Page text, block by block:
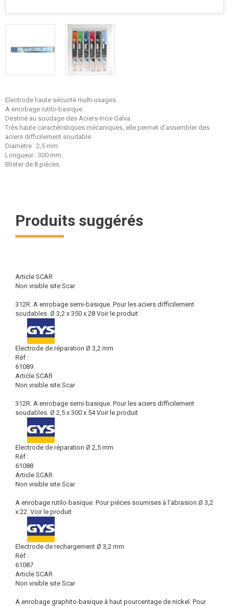
Electrode haute sécurité multi-usages.
A enrobage rutilo-basique.
Destiné au soudage des Aciers-Inox-Galva.
Très haute caractéristiques mécaniques, elle permet d'assembler des
aciers difficilement soudable.
Diamètre : 2,5 mm.
Longueur : 300 mm.
Blister de 8 pièces.
Produits suggérés
Article SCAR
Non visible site Scar
312R. A enrobage semi-basique. Pour les aciers difficilement
soudables. Ø 3,2 x 350 x 28 Voir le produit
Electrode de réparation Ø 3,2 mm
Réf :
61089
Article SCAR
Non visible site Scar
312R. A enrobage semi-basique. Pour les aciers difficilement
soudables. Ø 2,5 x 300 x 54 Voir le produit
Electrode de réparation Ø 2,5 mm
Réf :
61088
Article SCAR
Non visible site Scar
A enrobage rutilo-basique. Pour pièces soumises à l’abrasion.Ø 3,2
x 22. Voir le produit
Electrode de rechargement Ø 3,2 mm
Réf :
61087
Article SCAR
Non visible site Scar
A enrobage graphito-basique à haut pourcentage de nickel. Pour